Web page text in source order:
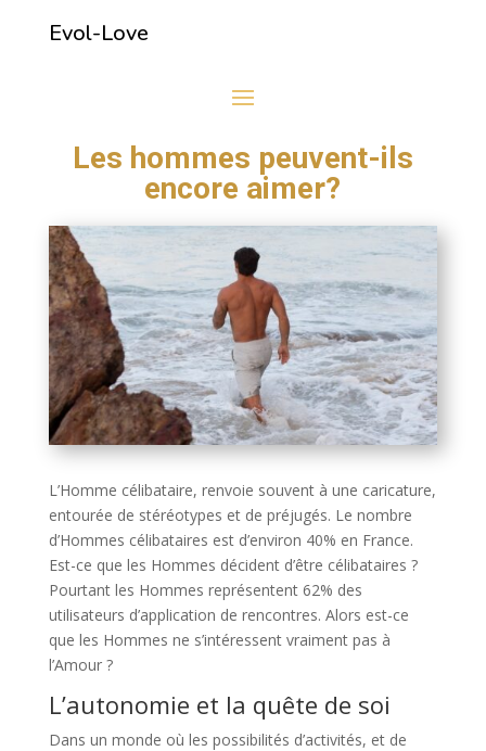
Evol-Love
Les hommes peuvent-ils
encore aimer?
L’Homme célibataire, renvoie souvent à une caricature,
entourée de stéréotypes et de préjugés. Le nombre
d’Hommes célibataires est d’environ 40% en France.
Est-ce que les Hommes décident d’être célibataires ?
Pourtant les Hommes représentent 62% des
utilisateurs d’application de rencontres. Alors est-ce
que les Hommes ne s’intéressent vraiment pas à
l’Amour ?
L’autonomie et la quête de soi
Dans un monde où les possibilités d’activités, et de